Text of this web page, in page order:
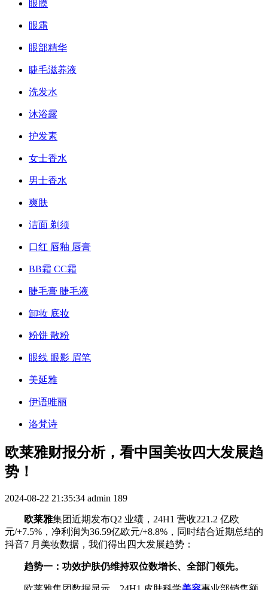
眼膜
眼霜
眼部精华
睫毛滋养液
洗发水
沐浴露
护发素
女士香水
男士香水
爽肤
洁面 剃须
口红 唇釉 唇膏
BB霜 CC霜
睫毛膏 睫毛液
卸妆 底妆
粉饼 散粉
眼线 眼影 眉笔
美延雅
伊语唯丽
洛梵诗
欧莱雅财报分析，看中国美妆四大发展趋
势！
2024-08-22 21:35:34 admin 189
欧莱雅集团近期发布Q2 业绩，24H1 营收221.2 亿欧
元/+7.5%，净利润为36.59亿欧元/+8.8%，同时结合近期总结的
抖音7 月美妆数据，我们得出四大发展趋势：
趋势一：功效护肤仍维持双位数增长、全部门领先。